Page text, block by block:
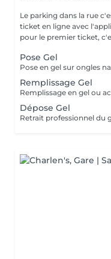
Le parking dans la rue
ticket en ligne avec
pour le premier ticket,
Pose Gel
Remplissage Gel
Dépose Gel